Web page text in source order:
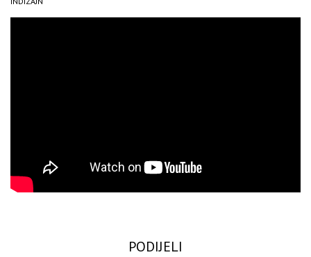
PODIJELI